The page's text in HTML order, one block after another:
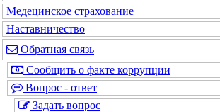
Медецинское страхование
Наставничество
Обратная связь
Сообщить о факте коррупции
Вопрос - ответ
Задать вопрос